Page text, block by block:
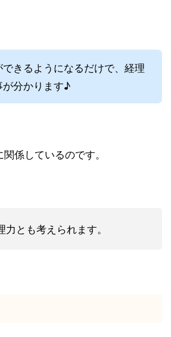
きるようになるだけで、経理
が分かります♪
係しているのです。
とも考えられます。